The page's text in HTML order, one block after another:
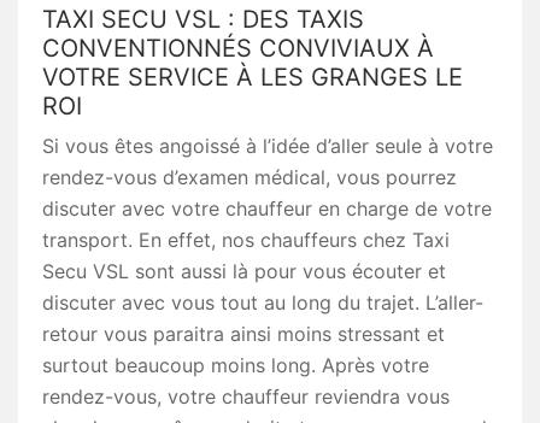
TAXI SECU VSL : DES TAXIS
CONVENTIONNÉS CONVIVIAUX À
VOTRE SERVICE À LES GRANGES LE
ROI
Si vous êtes angoissé à l’idée d’aller seule à votre
rendez-vous d’examen médical, vous pourrez
discuter avec votre chauffeur en charge de votre
transport. En effet, nos chauffeurs chez Taxi
Secu VSL sont aussi là pour vous écouter et
discuter avec vous tout au long du trajet. L’aller-
retour vous paraitra ainsi moins stressant et
surtout beaucoup moins long. Après votre
rendez-vous, votre chauffeur reviendra vous